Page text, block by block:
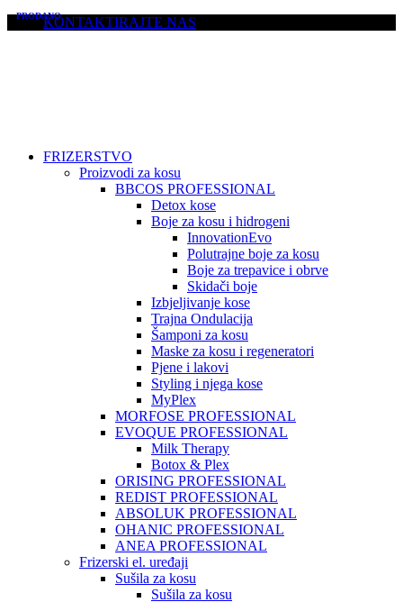
KONTAKTIRAJTE NAS
FRIZERSTVO
Proizvodi za kosu
BBCOS PROFESSIONAL
Detox kose
Boje za kosu i hidrogeni
InnovationEvo
Polutrajne boje za kosu
Boje za trepavice i obrve
Skidači boje
Izbjeljivanje kose
Trajna Ondulacija
Šamponi za kosu
Maske za kosu i regeneratori
Pjene i lakovi
Styling i njega kose
MyPlex
MORFOSE PROFESSIONAL
EVOQUE PROFESSIONAL
Milk Therapy
Botox & Plex
ORISING PROFESSIONAL
REDIST PROFESSIONAL
ABSOLUK PROFESSIONAL
OHANIC PROFESSIONAL
ANEA PROFESSIONAL
Frizerski el. uređaji
Sušila za kosu
Sušila za kosu
PRODANO